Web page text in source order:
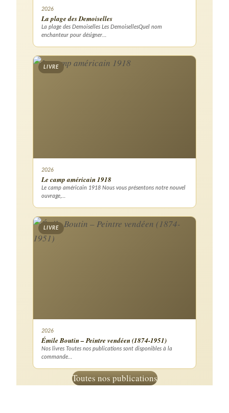
2026
La plage des Demoiselles
La plage des Demoiselles Les DemoisellesQuel nom
enchanteur pour désigner…
LIVRE
2026
Le camp américain 1918
Le camp américain 1918 Nous vous présentons notre nouvel
ouvrage,…
LIVRE
2026
Émile Boutin – Peintre vendéen (1874-1951)
Nos livres Toutes nos publications sont disponibles à la
commande…
Toutes nos publications